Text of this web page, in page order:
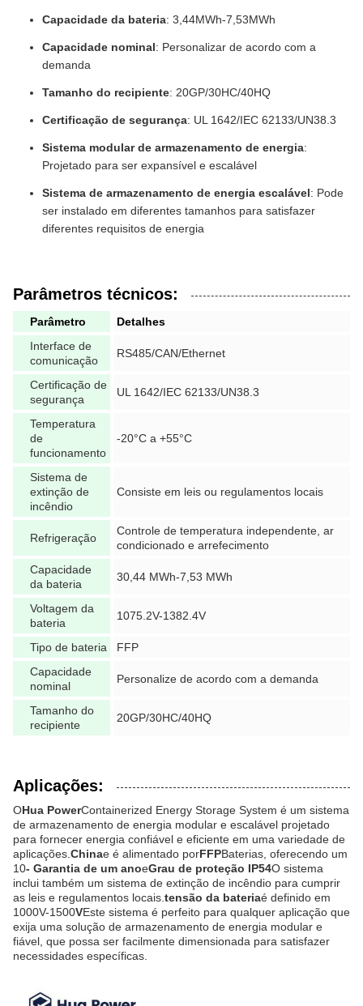
Capacidade da bateria: 3,44MWh-7,53MWh
Capacidade nominal: Personalizar de acordo com a
demanda
Tamanho do recipiente: 20GP/30HC/40HQ
Certificação de segurança: UL 1642/IEC 62133/UN38.3
Sistema modular de armazenamento de energia:
Projetado para ser expansível e escalável
Sistema de armazenamento de energia escalável: Pode
ser instalado em diferentes tamanhos para satisfazer
diferentes requisitos de energia
Parâmetros técnicos:
Parâmetro
Detalhes
Interface de
comunicação
RS485/CAN/Ethernet
Certificação de
segurança
UL 1642/IEC 62133/UN38.3
Temperatura
de
funcionamento
-20°C a +55°C
Sistema de
extinção de
incêndio
Consiste em leis ou regulamentos locais
Refrigeração
Controle de temperatura independente, ar
condicionado e arrefecimento
Capacidade
da bateria
30,44 MWh-7,53 MWh
Voltagem da
bateria
1075.2V-1382.4V
Tipo de bateria
FFP
Capacidade
nominal
Personalize de acordo com a demanda
Tamanho do
recipiente
20GP/30HC/40HQ
Aplicações:
OHua PowerContainerized Energy Storage System é um sistema
de armazenamento de energia modular e escalável projetado
para fornecer energia confiável e eficiente em uma variedade de
aplicações.Chinae é alimentado porFFPBaterias, oferecendo um
10- Garantia de um anoeGrau de proteção IP54O sistema
inclui também um sistema de extinção de incêndio para cumprir
as leis e regulamentos locais.tensão da bateriaé definido em
1000V-1500VEste sistema é perfeito para qualquer aplicação que
exija uma solução de armazenamento de energia modular e
fiável, que possa ser facilmente dimensionada para satisfazer
necessidades específicas.